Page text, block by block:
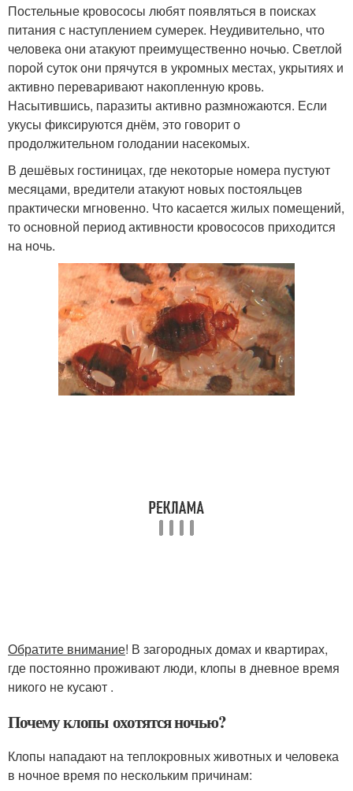
Постельные кровососы любят появляться в поисках
питания с наступлением сумерек. Неудивительно, что
человека они атакуют преимущественно ночью. Светлой
порой суток они прячутся в укромных местах, укрытиях и
активно переваривают накопленную кровь.
Насытившись, паразиты активно размножаются. Если
укусы фиксируются днём, это говорит о
продолжительном голодании насекомых.
В дешёвых гостиницах, где некоторые номера пустуют
месяцами, вредители атакуют новых постояльцев
практически мгновенно. Что касается жилых помещений,
то основной период активности кровососов приходится
на ночь.
Обратите внимание! В загородных домах и квартирах,
где постоянно проживают люди, клопы в дневное время
никого не кусают .
Почему клопы охотятся ночью?
Клопы нападают на теплокровных животных и человека
в ночное время по нескольким причинам: